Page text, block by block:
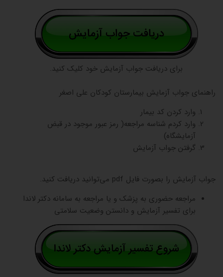
برای دریافت جواب آزمایش خود کلیک کنید.
راهنمای جواب آزمایش بیمارستان کودکان علی اصغر
وارد کردن کد بیمار
وارد کردم شناسه مراجعه( رمز عبور موجود در قبض
آزمایشگاه)
گرفتن جواب آزمایش
جواب آزمایش را بصورت فایل pdf می‌توانید دریافت کنید.
مراجعه حضوری به پزشک و یا مراجعه به سامانه دکتر لاندا
برای تفسیر آزمایش و دانستن وضعیت سلامتی